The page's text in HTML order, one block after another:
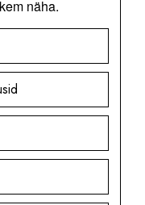
näha.